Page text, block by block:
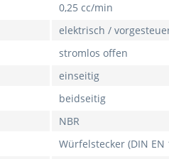
0,25 cc/min
elektrisch /
stromlos offen
einseitig
beidseitig
NBR
Würfelstecker (DIN EN